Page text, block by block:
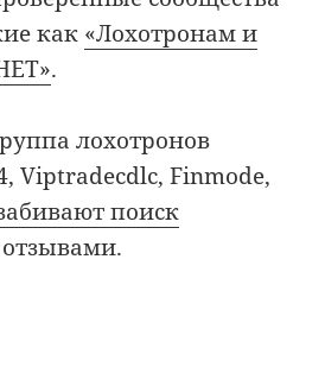
как «Лохотронам и
.
лохотронов
Viptradecdlc, Finmode,
поиск